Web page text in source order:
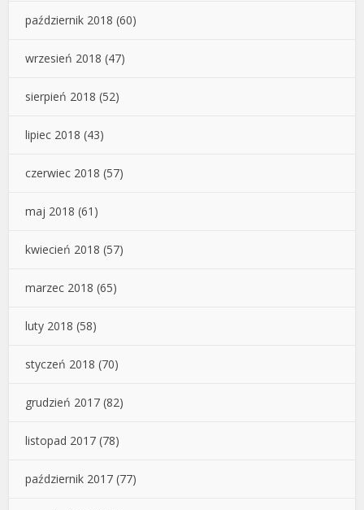
październik 2018 (60)
wrzesień 2018 (47)
sierpień 2018 (52)
lipiec 2018 (43)
czerwiec 2018 (57)
maj 2018 (61)
kwiecień 2018 (57)
marzec 2018 (65)
luty 2018 (58)
styczeń 2018 (70)
grudzień 2017 (82)
listopad 2017 (78)
październik 2017 (77)